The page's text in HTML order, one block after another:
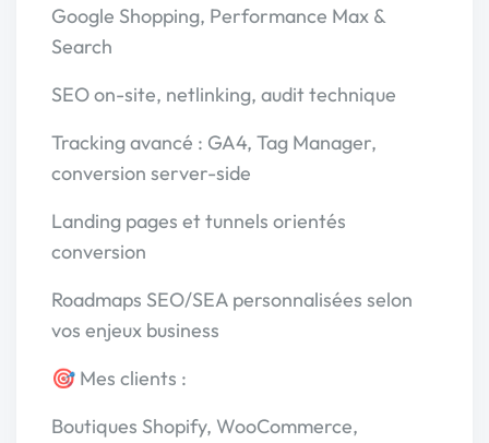
Google Shopping, Performance Max &
Search
SEO on-site, netlinking, audit technique
Tracking avancé : GA4, Tag Manager,
conversion server-side
Landing pages et tunnels orientés
conversion
Roadmaps SEO/SEA personnalisées selon
vos enjeux business
🎯 Mes clients :
Boutiques Shopify, WooCommerce,